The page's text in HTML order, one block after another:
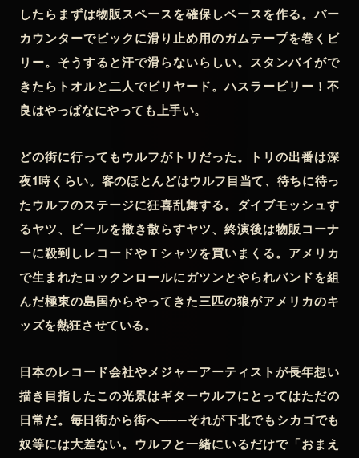
したらまずは物販スペースを確保しベースを作る。バー
カウンターでピックに滑り止め用のガムテープを巻くビ
リー。そうすると汗で滑らないらしい。スタンバイがで
きたらトオルと二人でビリヤード。ハスラービリー！不
良はやっぱなにやっても上手い。
どの街に行ってもウルフがトリだった。トリの出番は深
夜1時くらい。客のほとんどはウルフ目当て、待ちに待っ
たウルフのステージに狂喜乱舞する。ダイブモッシュす
るヤツ、ビールを撒き散らすヤツ、終演後は物販コーナ
ーに殺到しレコードやＴシャツを買いまくる。アメリカ
で生まれたロックンロールにガツンとやられバンドを組
んだ極東の島国からやってきた三匹の狼がアメリカのキ
ッズを熱狂させている。
日本のレコード会社やメジャーアーティストが長年想い
描き目指したこの光景はギターウルフにとってはただの
日常だ。毎日街から街へ───それが下北でもシカゴでも
奴等には大差ない。ウルフと一緒にいるだけで「おまえ